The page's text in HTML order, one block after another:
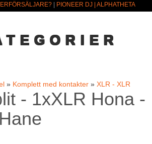
PIONEER DJ | ALPHATHETA
» Komplett med kontakter » XLR - XLR
- 1xXLR Hona -